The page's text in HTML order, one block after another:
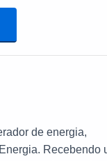
a assistência
de energia,
Recebendo